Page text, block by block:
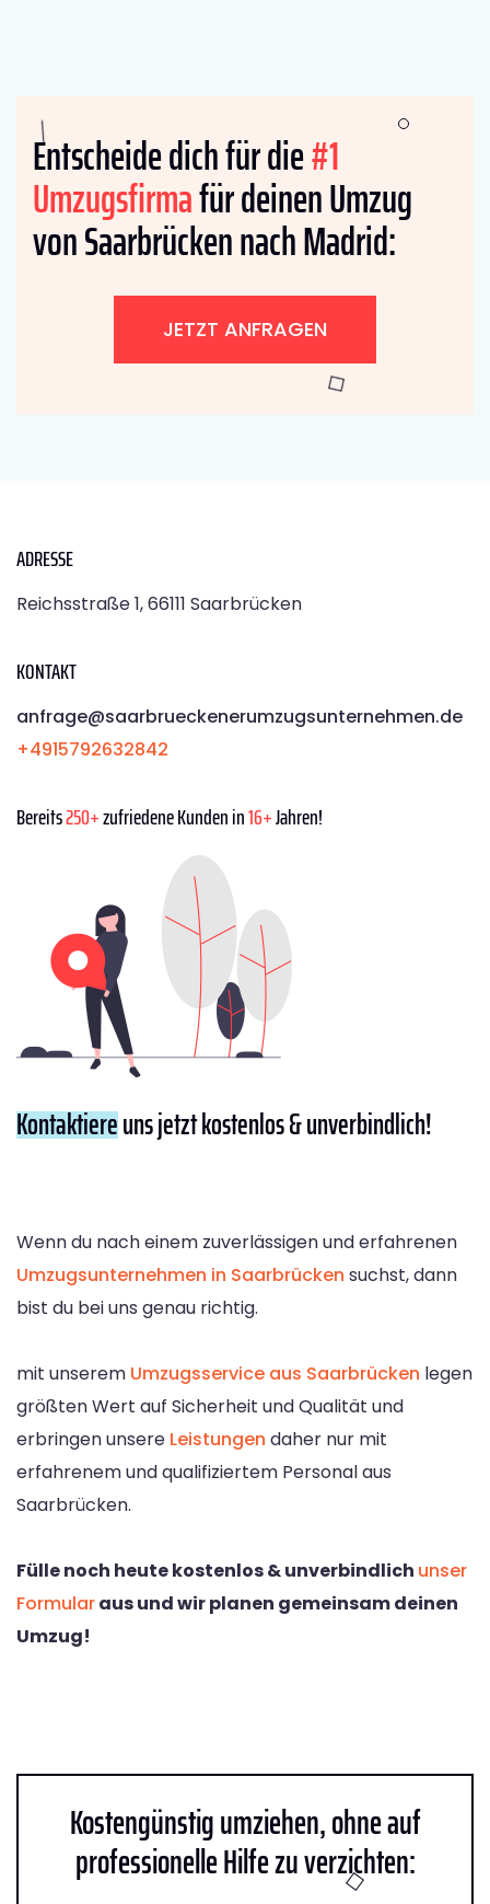
Entscheide dich für die#1
Umzugsfirmafür deinen Umzug
von Saarbrücken nach Madrid:
JETZT ANFRAGEN
ADRESSE
Reichsstraße 1, 66111 Saarbrücken
KONTAKT
anfrage@saarbrueckenerumzugsunternehmen.de
+4915792632842
Bereits250+zufriedene Kunden in16+Jahren!
Kontaktiereuns jetzt kostenlos & unverbindlich!
Wenn du nach einem zuverlässigen und erfahrenen
Umzugsunternehmen in Saarbrücken suchst, dann
bist du bei uns genau richtig.
mit unserem Umzugsservice aus Saarbrücken legen
größten Wert auf Sicherheit und Qualität und
erbringen unsere Leistungen daher nur mit
erfahrenem und qualifiziertem Personal aus
Saarbrücken.
Fülle noch heute kostenlos & unverbindlich unser
Formularaus und wir planen gemeinsam deinen
Umzug!
Kostengünstig umziehen, ohne auf
professionelle Hilfe zu verzichten: